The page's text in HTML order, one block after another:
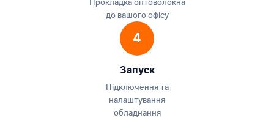
до вашого офісу
4
Запуск
Підключення та
налаштування
обладнання